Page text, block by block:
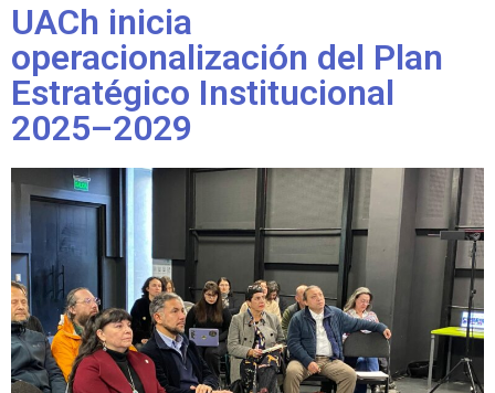
UACh inicia
operacionalización del Plan
Estratégico Institucional
2025–2029